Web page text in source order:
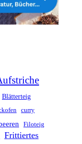
Blätterteig
curry
Filoteig
Frittiertes